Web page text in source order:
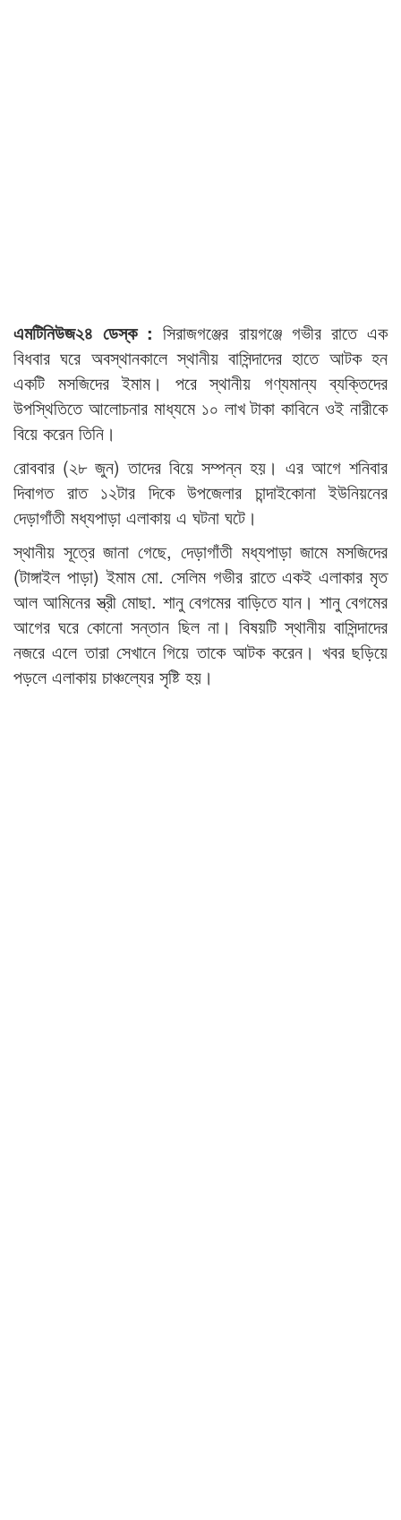
এমটিনিউজ২৪ ডেস্ক :সিরাজগঞ্জের রায়গঞ্জে গভীর রাতে এক
বিধবার ঘরে অবস্থানকালে স্থানীয় বাসিন্দাদের হাতে আটক হন
একটি মসজিদের ইমাম। পরে স্থানীয় গণ্যমান্য ব্যক্তিদের
উপস্থিতিতে আলোচনার মাধ্যমে ১০ লাখ টাকা কাবিনে ওই নারীকে
বিয়ে করেন তিনি।
রোববার (২৮ জুন) তাদের বিয়ে সম্পন্ন হয়। এর আগে শনিবার
দিবাগত রাত ১২টার দিকে উপজেলার চান্দাইকোনা ইউনিয়নের
দেড়াগাঁতী মধ্যপাড়া এলাকায় এ ঘটনা ঘটে।
স্থানীয় সূত্রে জানা গেছে, দেড়াগাঁতী মধ্যপাড়া জামে মসজিদের
(টাঙ্গাইল পাড়া) ইমাম মো. সেলিম গভীর রাতে একই এলাকার মৃত
আল আমিনের স্ত্রী মোছা. শানু বেগমের বাড়িতে যান। শানু বেগমের
আগের ঘরে কোনো সন্তান ছিল না। বিষয়টি স্থানীয় বাসিন্দাদের
নজরে এলে তারা সেখানে গিয়ে তাকে আটক করেন। খবর ছড়িয়ে
পড়লে এলাকায় চাঞ্চল্যের সৃষ্টি হয়।